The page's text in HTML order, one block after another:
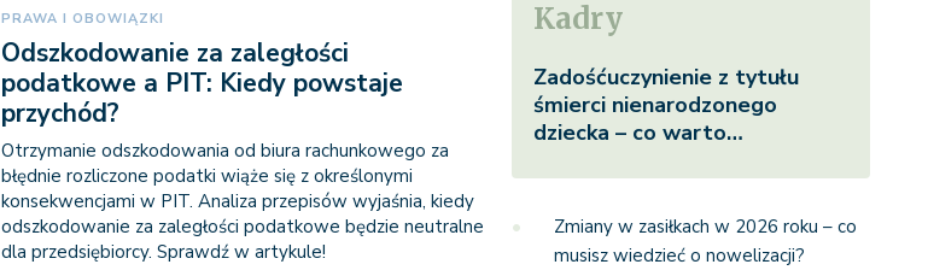
PRAWA I OBOWIĄZKI
Odszkodowanie za zaległości
podatkowe a PIT: Kiedy powstaje
przychód?
Otrzymanie odszkodowania od biura rachunkowego za
błędnie rozliczone podatki wiąże się z określonymi
konsekwencjami w PIT. Analiza przepisów wyjaśnia, kiedy
odszkodowanie za zaległości podatkowe będzie neutralne
dla przedsiębiorcy. Sprawdź w artykule!
Kadry
Zadośćuczynienie z tytułu
śmierci nienarodzonego
dziecka – co warto…
Zmiany w zasiłkach w 2026 roku – co
musisz wiedzieć o nowelizacji?